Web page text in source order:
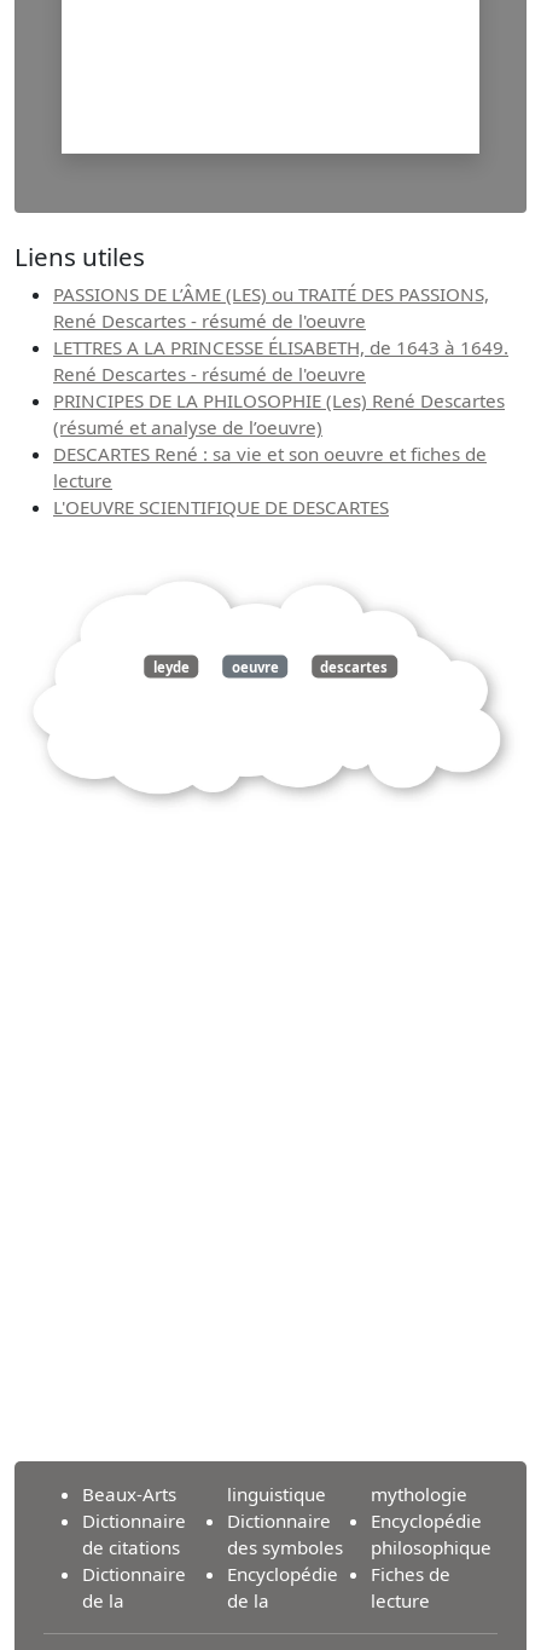
Liens utiles
PASSIONS DE L’ÂME (LES) ou TRAITÉ DES PASSIONS,
René Descartes - résumé de l'oeuvre
LETTRES A LA PRINCESSE ÉLISABETH, de 1643 à 1649.
René Descartes - résumé de l'oeuvre
PRINCIPES DE LA PHILOSOPHIE (Les) René Descartes
(résumé et analyse de l’oeuvre)
DESCARTES René : sa vie et son oeuvre et fiches de
lecture
L'OEUVRE SCIENTIFIQUE DE DESCARTES
leyde oeuvre descartes
Beaux-Arts
Dictionnaire
de citations
Dictionnaire
de la
linguistique
Dictionnaire
des symboles
Encyclopédie
de la
mythologie
Encyclopédie
philosophique
Fiches de
lecture